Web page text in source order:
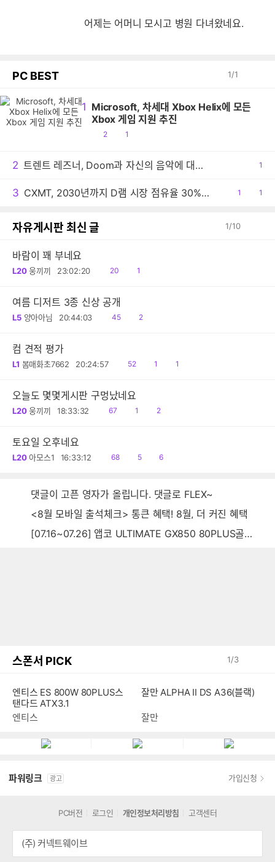
어제는 어머니 모시고 병원 다녀왔네요.
PC BEST 1/1
1 Microsoft, 차세대 Xbox Helix에 모든
Xbox 게임 지원 추진
공
2
댓1
2 트렌트 레즈너, Doom과 자신의 음악에 대한 생각 밝혀
공1
3 CXMT, 2030년까지 D램 시장 점유율 30% 목표
공1
댓1
자유게시판 최신 글 1/10
바람이 꽤 부네요
L20 웅끼끼 23:02:20
읽
20
댓1
여름 디저트 3종 신상 공개
L5 양아아님 20:44:03
읽
45
댓
2
컴 견적 평가
L1 봄매화초7662 20:24:57
읽
52
공1
댓1
오늘도 몇몇게시판 구멍났네요
L20 웅끼끼 18:33:32
읽
67
공1
댓
2
토요일 오후네요
L20 아모스1 16:33:12
읽
68
공
5
댓
6
댓글이 고픈 영자가 올립니다. 댓글로 FLEX~
<8월 모바일 출석체크> 통큰 혜택! 8월, 더 커진 혜택
[07.16~07.26] 앱코 ULTIMATE GX850 80PLUS골드 풀모듈러 ATX3.0 블랙
스폰서 PICK 1/3
엔티스 ES 800W 80PLUS스
탠다드 ATX3.1
엔티스
잘만 ALPHA II DS A36(블랙)
잘만
파워링크 광고 가입신청
PC버전 로그인 개인정보처리방침 고객센터
(주) 커넥트웨이브